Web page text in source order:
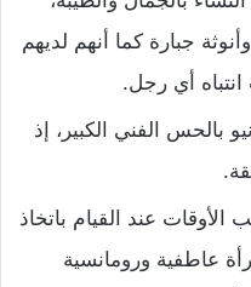
جبارة كما أنهم لديهم
أي رجل.
بالحس الفني الكبير، إذ
الأوقات عند القيام باتخاذ
عاطفية ورومانسية